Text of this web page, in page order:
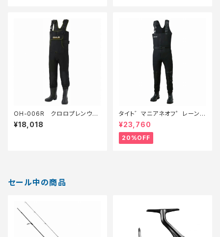
OH-006R クロロプレンウェ
ーダーラジアルLL
¥18,018
タイト゛マニアネオフ゜レーンウ
ェタ゛ー フ゛ラック M【特価装
備】【20】
¥23,760
20%OFF
セール中の商品